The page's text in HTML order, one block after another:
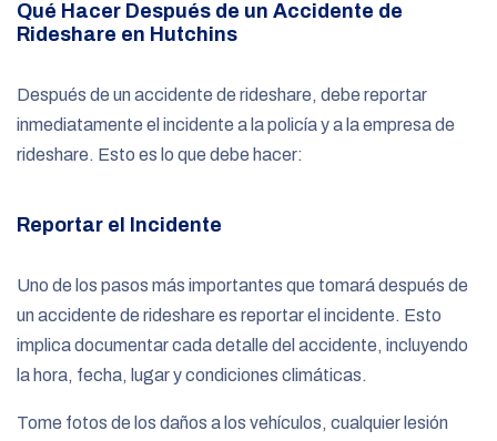
Qué Hacer Después de un Accidente de
Rideshare en Hutchins
Después de un accidente de rideshare, debe reportar
inmediatamente el incidente a la policía y a la empresa de
rideshare. Esto es lo que debe hacer:
Reportar el Incidente
Uno de los pasos más importantes que tomará después de
un accidente de rideshare es reportar el incidente. Esto
implica documentar cada detalle del accidente, incluyendo
la hora, fecha, lugar y condiciones climáticas.
Tome fotos de los daños a los vehículos, cualquier lesión